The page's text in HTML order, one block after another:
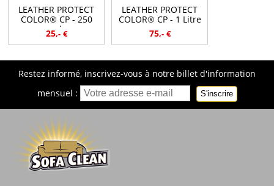
LEATHER PROTECT
COLOR® CP - 250
ml
25,- €
LEATHER PROTECT
COLOR® CP - 1 Litre
75,- €
Restez informé, inscrivez-vous à notre billet d'information
mensuel :
S'inscrire